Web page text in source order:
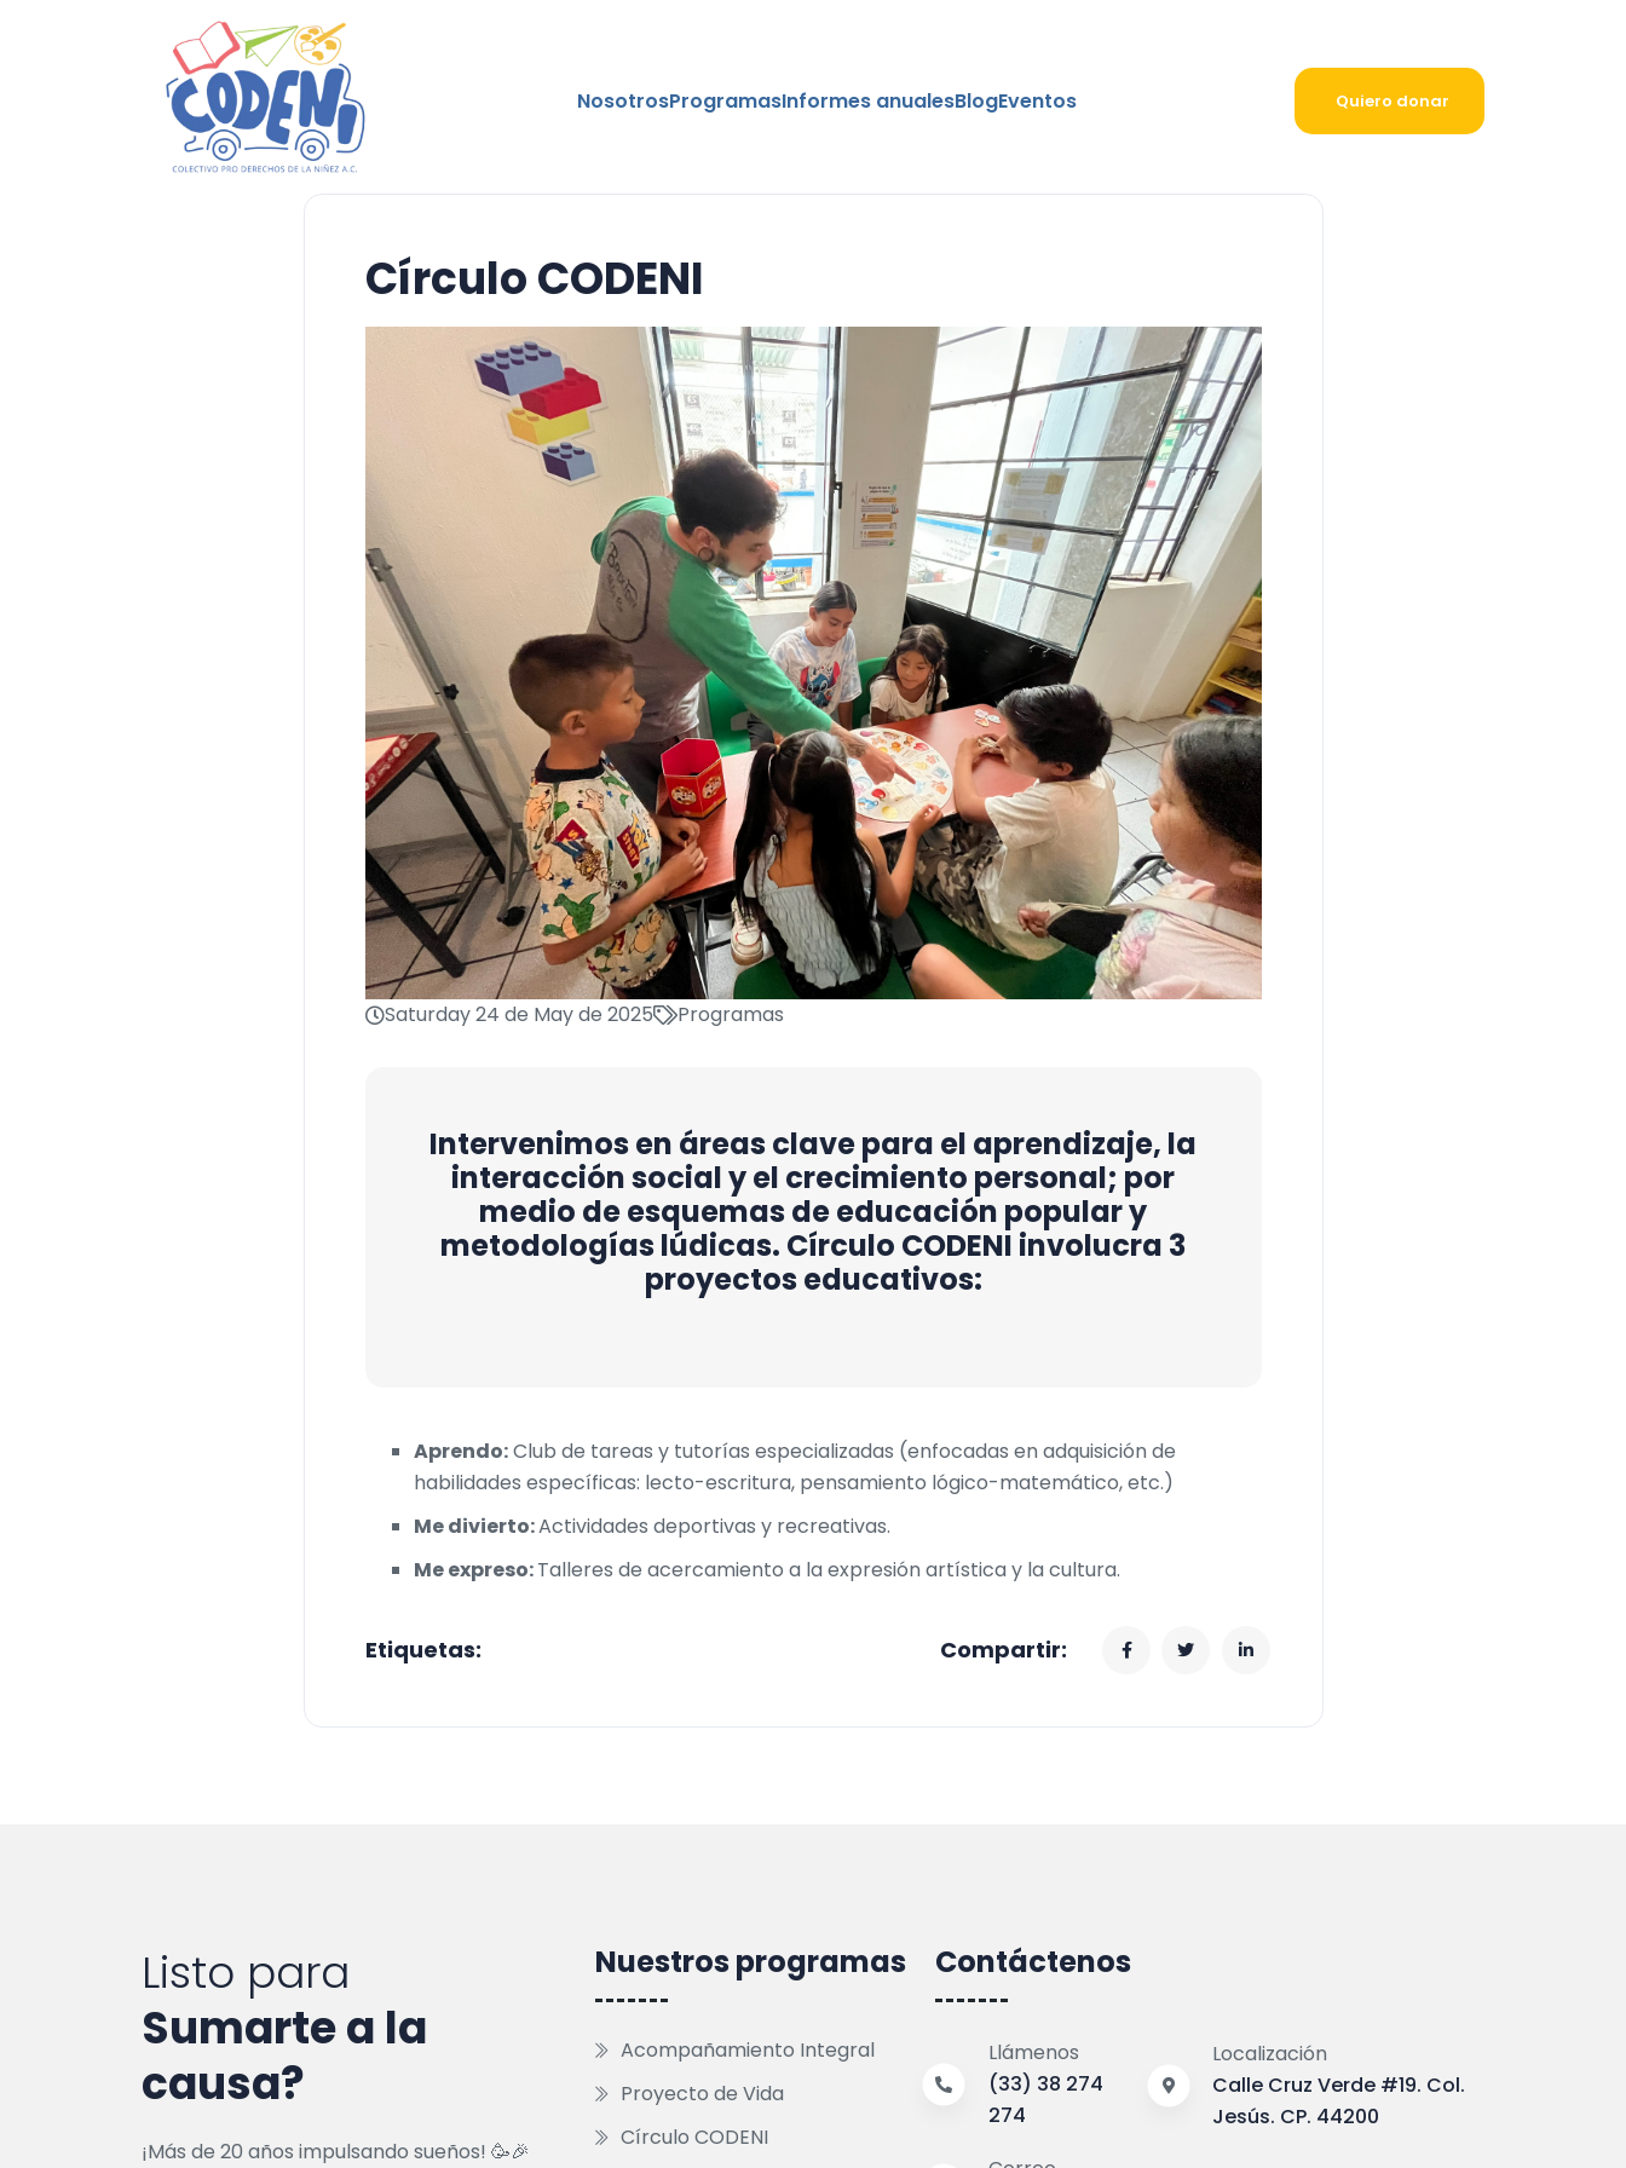
NosotrosProgramasInformes anualesBlogEventos Quiero donar
Círculo CODENI
Saturday 24 de May de 2025 Programas
Intervenimos en áreas clave para el aprendizaje, la
interacción social y el crecimiento personal; por
medio de esquemas de educación popular y
metodologías lúdicas. Círculo CODENI involucra 3
proyectos educativos:
Aprendo:Club de tareas y tutorías especializadas (enfocadas en adquisición de
habilidades específicas: lecto-escritura, pensamiento lógico-matemático, etc.)
Me divierto:Actividades deportivas y recreativas.
Me expreso:Talleres de acercamiento a la expresión artística y la cultura.
Etiquetas: Compartir:
Listo para
Sumarte a la
causa?
¡Más de 20 años impulsando sueños! 🥳🎉
Nuestros programas
Acompañamiento Integral
Proyecto de Vida
Círculo CODENI
Contáctenos
Llámenos
(33) 38 274
274
Localización
Calle Cruz Verde #19. Col.
Jesús. CP. 44200